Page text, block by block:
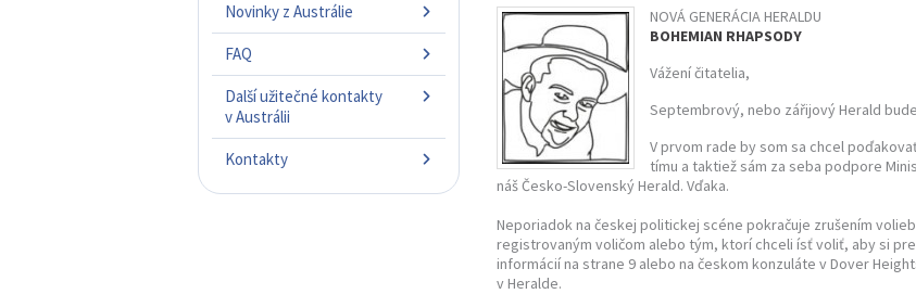
Novinky z Austrálie
FAQ
Další užitečné kontakty
v Austrálii
Kontakty
NOVÁ GENERÁCIA HERALDU
BOHEMIAN RHAPSODY
Vážení čitatelia,
Septembrový, nebo zářijový Herald
V prvom rade by som sa chcel
tímu a taktiež sám za seba podpore
náš Česko-Slovenský Herald. Vďaka.
Neporiadok na českej politickej scéne pokračuje zrušením
registrovaným voličom alebo tým, ktorí chceli ísť voliť, aby si
informácií na strane 9 alebo na českom konzuláte v Dover
v Heralde.